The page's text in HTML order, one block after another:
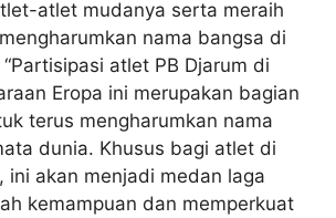
atlet mudanya serta meraih
nama bangsa di
atlet PB Djarum di
Eropa ini merupakan bagian
terus mengharumkan nama
dunia. Khusus bagi atlet di
ini akan menjadi medan laga
kemampuan dan memperkuat